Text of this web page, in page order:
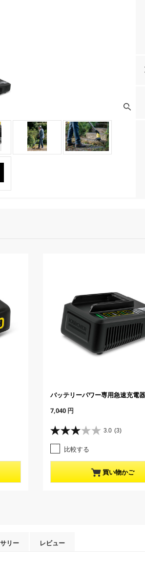
バッテリーパワー専用急速充電
C
r
r
e
n
t
p
r
r
7,040 円
3.0 (3)
星
3
.
0
5
ビ
比較する
買い物かご
リー レビュー